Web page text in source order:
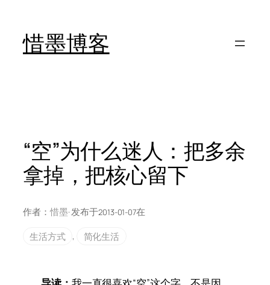
惜墨博客
“空”为什么迷人：把多余
拿掉，把核心留下
作者： 惜墨· 发布于2013-01-07在
生活方式 , 简化生活